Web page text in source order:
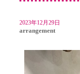
2023年12月29日
arrangement